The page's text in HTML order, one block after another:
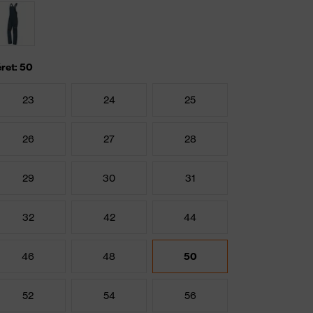
50
23 24 25
26 27 28
29 30 31
32 42 44
46 48 50
52 54 56